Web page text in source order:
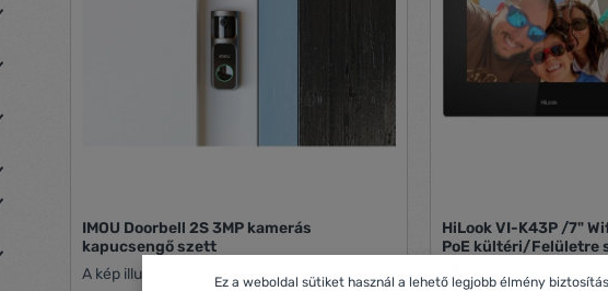
IMOU Doorbell 2S 3MP kamerás
kapucsengő szett
A kép illusztráció. A termék ettől eltérhet.
HiLook VI-K43P /7"
PoE kültéri/Felületre
Ez a weboldal sütiket használ a lehető legjobb élmény